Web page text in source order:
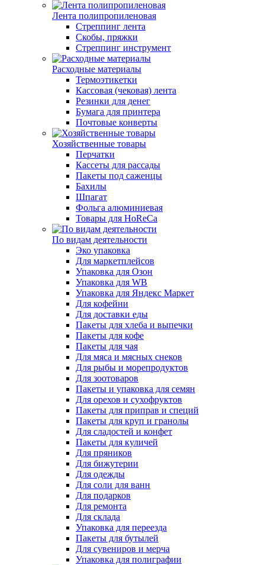
Лента полипропиленовая
Стреппинг лента
Скобы, пряжки
Стреппинг инструмент
Расходные материалы
Термоэтикетки
Кассовая (чековая) лента
Резинки для денег
Бумага для принтера
Почтовые конверты
Хозяйственные товары
Перчатки
Кассеты для рассады
Пакеты под саженцы
Бахилы
Шпагат
Фольга алюминиевая
Товары для HoReCa
По видам деятельности
Эко упаковка
Для маркетплейсов
Упаковка для Озон
Упаковка для WB
Упаковка для Яндекс Маркет
Для кофейни
Для доставки еды
Пакеты для хлеба и выпечки
Пакеты для кофе
Пакеты для чая
Для мяса и мясных снеков
Для рыбы и морепродуктов
Для зоотоваров
Пакеты и упаковка для семян
Для орехов и сухофруктов
Пакеты для приправ и специй
Пакеты для круп и гранолы
Для сладостей и конфет
Пакеты для куличей
Для пряников
Для бижутерии
Для одежды
Для соли для ванн
Для подарков
Для ремонта
Для склада
Упаковка для переезда
Пакеты для бутылей
Для сувениров и мерча
Упаковка для полиграфии